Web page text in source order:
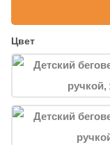
Цвет